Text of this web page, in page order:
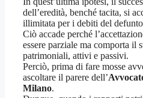
dell’eredità, benché tacita, si
illimitata per i debiti del
Ciò accade perché
essere parziale ma comporta il
patrimoniali, attivi e passivi.
Perciò, prima di fare mosse
ascoltare il parere dell’
Milano.